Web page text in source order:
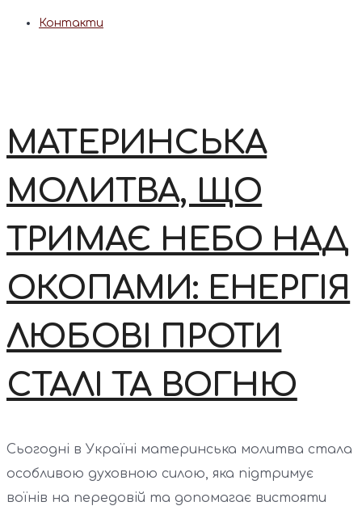
Контакти
МАТЕРИНСЬКА
МОЛИТВА, ЩО
ТРИМАЄ НЕБО НАД
ОКОПАМИ: ЕНЕРГІЯ
ЛЮБОВІ ПРОТИ
СТАЛІ ТА ВОГНЮ
Сьогодні в Україні материнська молитва стала
особливою духовною силою, яка підтримує
воїнів на передовій та допомагає вистояти